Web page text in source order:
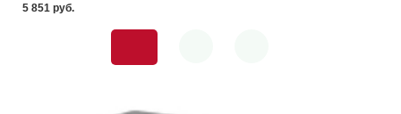
5 851 pуб.